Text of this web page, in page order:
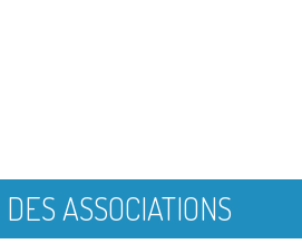
ASSOCIATIONS